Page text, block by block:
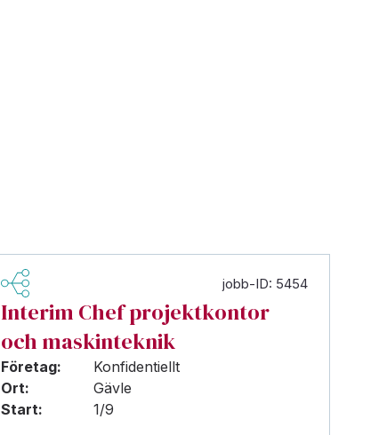
jobb-ID: 5454
Interim Chef projektkontor
och maskinteknik
Företag:
Konfidentiellt
Ort:
Gävle
Start:
1/9